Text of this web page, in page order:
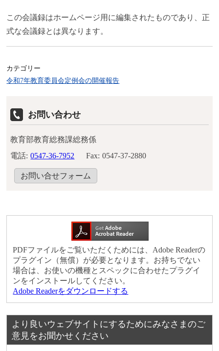
この会議録はホームページ用に編集されたものであり、正
式な会議録とは異なります。
カテゴリー
令和7年教育委員会定例会の開催報告
お問い合わせ
教育部教育総務課総務係
電話: 0547-36-7952 Fax: 0547-37-2880
お問い合せフォーム
PDFファイルをご覧いただくためには、Adobe Readerの
プラグイン（無償）が必要となります。お持ちでない
場合は、お使いの機種とスペックに合わせたプラグイ
ンをインストールしてください。
Adobe Readerをダウンロードする
より良いウェブサイトにするためにみなさまのご
意見をお聞かせください